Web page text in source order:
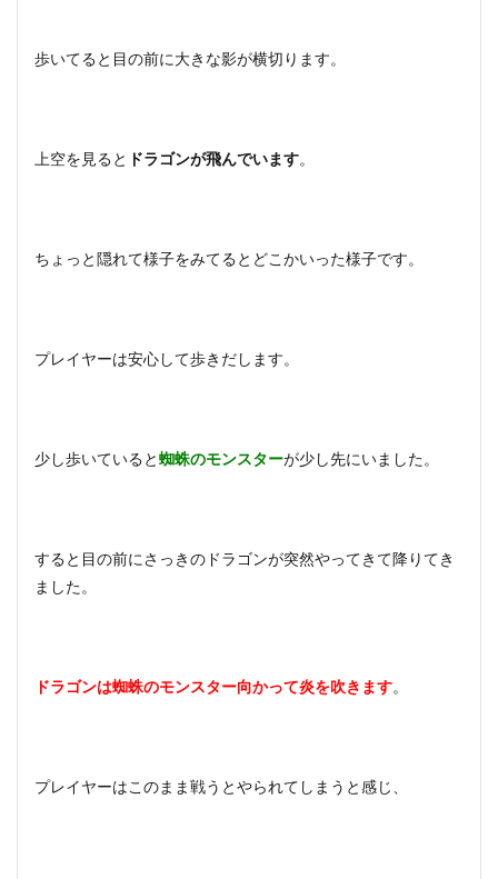
歩いてると目の前に大きな影が横切ります。
上空を見ると ドラゴンが飛んでいます。
ちょっと隠れて様子をみてるとどこかいった様子です。
プレイヤーは安心して歩きだします。
少し歩いていると 蜘蛛のモンスターが少し先にいました。
すると目の前にさっきのドラゴンが突然やってきて降りてき
ました。
ドラゴンは蜘蛛のモンスター向かって炎を吹きます。
プレイヤーはこのまま戦うとやられてしまうと感じ、